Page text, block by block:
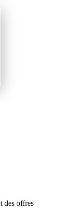
des offres